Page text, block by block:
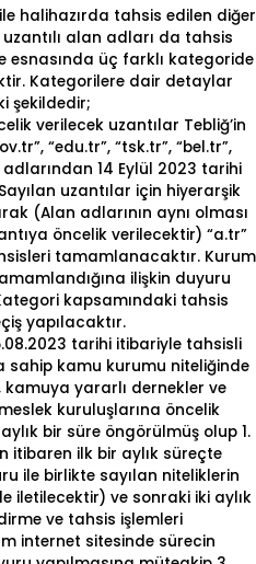
halihazırda tahsis edilen diğer
uzantılı alan adları da tahsis
esnasında üç farklı kategoride
Kategorilere dair detaylar
şekildedir;
verilecek uzantılar Tebliğ’in
“edu.tr”, “tsk.tr”, “bel.tr”,
adlarından 14 Eylül 2023 tarihi
uzantılar için hiyerarşik
(Alan adlarının aynı olması
öncelik verilecektir) “a.tr”
tamamlanacaktır. Kurum
ilişkin duyuru
kapsamındaki tahsis
yapılacaktır.
tarihi itibariyle tahsisli
sahip kamu kurumu niteliğinde
yararlı dernekler ve
kuruluşlarına öncelik
bir süre öngörülmüş olup 1.
itibaren ilk bir aylık süreçte
ile birlikte sayılan niteliklerin
iletilecektir) ve sonraki iki aylık
ve tahsis işlemleri
internet sitesinde sürecin